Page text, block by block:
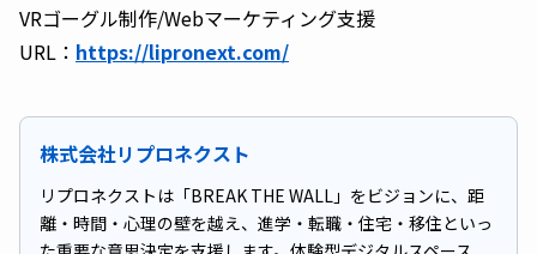
VRゴーグル制作/Webマーケティング支援
URL： https://lipronext.com/
株式会社リプロネクスト
リプロネクストは「BREAK THE WALL」をビジョンに、距
離・時間・心理の壁を越え、進学・転職・住宅・移住といっ